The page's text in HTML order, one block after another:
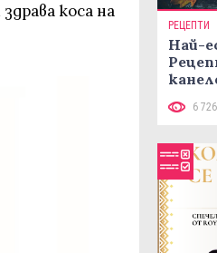
коса на
РЕЦЕПТИ
Най-
6 726